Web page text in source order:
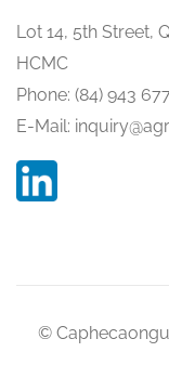
Lot 14, 5th Street,
HCMC
Phone: (84) 943
E-Mail:
©